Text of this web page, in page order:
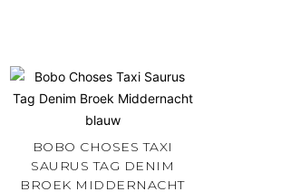
BOBO CHOSES TAXI
SAURUS TAG DENIM
BROEK MIDDERNACHT